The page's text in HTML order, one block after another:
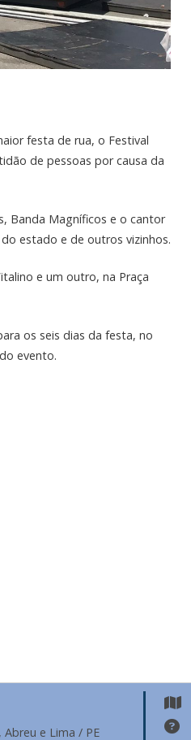
festa de rua, o Festival
de pessoas por causa da
Banda Magníficos e o cantor
estado e de outros vizinhos.
e um outro, na Praça
os seis dias da festa, no
evento.
e Lima / PE